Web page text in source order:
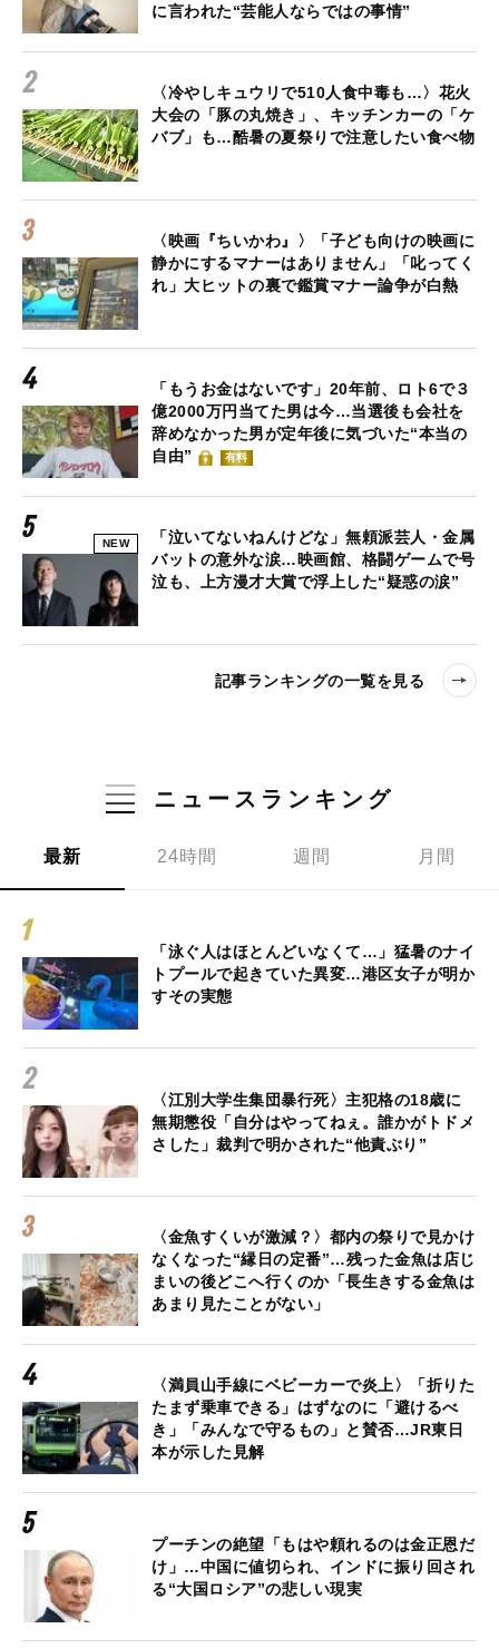
に言われた“芸能人ならではの事情”
〈冷やしキュウリで510人食中毒も…〉花火
大会の「豚の丸焼き」、キッチンカーの「ケ
バブ」も…酷暑の夏祭りで注意したい食べ物
〈映画『ちいかわ』〉「子ども向けの映画に
静かにするマナーはありません」「叱ってく
れ」大ヒットの裏で鑑賞マナー論争が白熱
「もうお金はないです」20年前、ロト6で３
億2000万円当てた男は今…当選後も会社を
辞めなかった男が定年後に気づいた“本当の
自由”
有料
NEW
「泣いてないねんけどな」無頼派芸人・金属
バットの意外な涙…映画館、格闘ゲームで号
泣も、上方漫才大賞で浮上した“疑惑の涙”
記事ランキングの一覧を見る
ニュースランキング
最新 24時間 週間 月間
「泳ぐ人はほとんどいなくて…」猛暑のナイ
トプールで起きていた異変…港区女子が明か
すその実態
〈江別大学生集団暴行死〉主犯格の18歳に
無期懲役「自分はやってねぇ。誰かがトドメ
さした」裁判で明かされた“他責ぶり”
〈金魚すくいが激減？〉都内の祭りで見かけ
なくなった“縁日の定番”…残った金魚は店じ
まいの後どこへ行くのか「長生きする金魚は
あまり見たことがない」
〈満員山手線にベビーカーで炎上〉「折りた
たまず乗車できる」はずなのに「避けるべ
き」「みんなで守るもの」と賛否…JR東日
本が示した見解
プーチンの絶望「もはや頼れるのは金正恩だ
け」…中国に値切られ、インドに振り回され
る“大国ロシア”の悲しい現実